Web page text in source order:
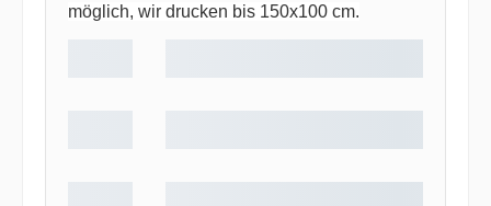
möglich, wir drucken bis 150x100 cm.